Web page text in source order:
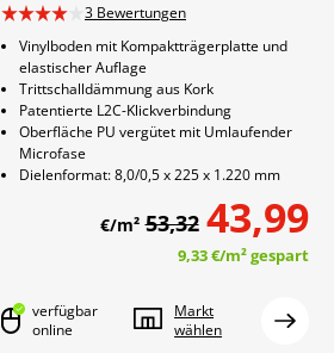
3 Bewertungen
Vinylboden mit Kompaktträgerplatte und
elastischer Auflage
Trittschalldämmung aus Kork
Patentierte L2C-Klickverbindung
Oberfläche PU vergütet mit Umlaufender
Microfase
Dielenformat: 8,0/0,5 x 225 x 1.220 mm
43,99
€/m² 53,32
9,33 €/m²gespart
verfügbar
online
Markt
wählen